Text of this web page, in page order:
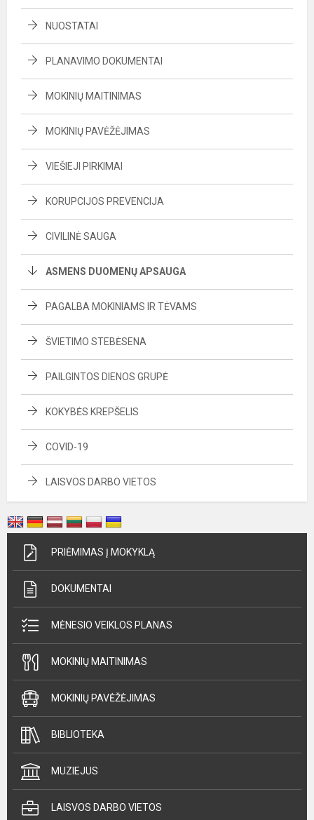
NUOSTATAI
PLANAVIMO DOKUMENTAI
MOKINIŲ MAITINIMAS
MOKINIŲ PAVĖŽĖJIMAS
VIEŠIEJI PIRKIMAI
KORUPCIJOS PREVENCIJA
CIVILINĖ SAUGA
ASMENS DUOMENŲ APSAUGA
PAGALBA MOKINIAMS IR TĖVAMS
ŠVIETIMO STEBĖSENA
PAILGINTOS DIENOS GRUPĖ
KOKYBĖS KREPŠELIS
COVID-19
LAISVOS DARBO VIETOS
PRIĖMIMAS Į MOKYKLĄ
DOKUMENTAI
MĖNESIO VEIKLOS PLANAS
MOKINIŲ MAITINIMAS
MOKINIŲ PAVĖŽĖJIMAS
BIBLIOTEKA
MUZIEJUS
LAISVOS DARBO VIETOS